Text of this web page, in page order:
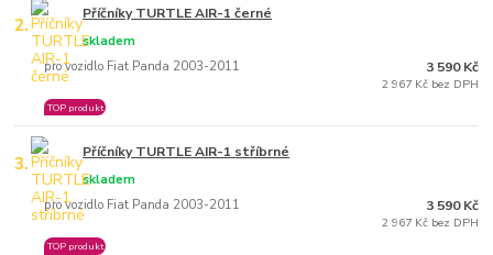
2. Příčníky TURTLE AIR-1 černé
pro vozidlo Fiat Panda 2003-2011
skladem
TOP produkt
3 590 Kč
2 967 Kč bez DPH
3. Příčníky TURTLE AIR-1 stříbrné
pro vozidlo Fiat Panda 2003-2011
skladem
TOP produkt
3 590 Kč
2 967 Kč bez DPH